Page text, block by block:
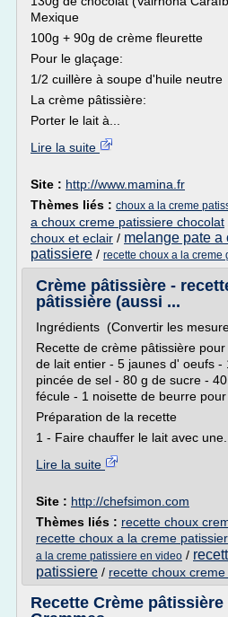
Mexique
100g + 90g de crème fleurette
Pour le glaçage:
1/2 cuillère à soupe d'huile neutre
La crème pâtissière:
Porter le lait à...
Lire la suite
Site : http://www.mamina.fr
Thèmes liés : choux a la creme
a choux creme patissiere chocolat
choux et eclair / melange pate a
patissiere / recette choux a la creme
Crème pâtissière -
pâtissière (aussi ...
Ingrédients (Convertir les
Recette de crème pâtissière
de lait entier - 5 jaunes d' oeufs -
pincée de sel - 80 g de sucre -
fécule - 1 noisette de beurre
Préparation de la recette
1 - Faire chauffer le lait avec une...
Lire la suite
Site : http://chefsimon.com
Thèmes liés : recette choux
recette choux a la creme
a la creme patissiere en video /
patissiere / recette choux
Recette Crème